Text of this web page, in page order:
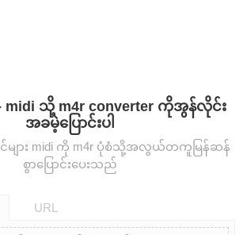
midi သို့ m4r converter ကိုအွန်လိုင်း
အခမဲ့ပြောင်းပါ
ား midi ကို m4r ပုံစံသို့အလွယ်တကူမြန်ဆန်
စွာပြောင်းပေးသည်
URL